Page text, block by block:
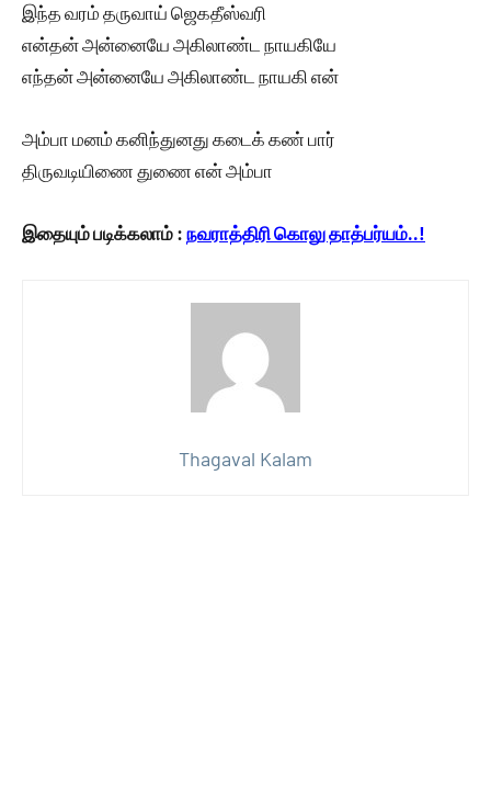
இந்த வரம் தருவாய் ஜெகதீஸ்வரி
என்தன் அன்னையே அகிலாண்ட நாயகியே
எந்தன் அன்னையே அகிலாண்ட நாயகி என்
அம்பா மனம் கனிந்துனது கடைக் கண் பார்
திருவடியிணை துணை என் அம்பா
இதையும் படிக்கலாம் : நவராத்திரி கொலு தாத்பர்யம்..!
Thagaval Kalam